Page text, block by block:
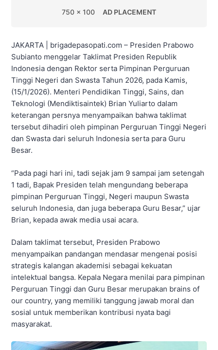
750 x 100 AD PLACEMENT
JAKARTA | brigadepasopati.com – Presiden Prabowo
Subianto menggelar Taklimat Presiden Republik
Indonesia dengan Rektor serta Pimpinan Perguruan
Tinggi Negeri dan Swasta Tahun 2026, pada Kamis,
(15/1/2026). Menteri Pendidikan Tinggi, Sains, dan
Teknologi (Mendiktisaintek) Brian Yuliarto dalam
keterangan persnya menyampaikan bahwa taklimat
tersebut dihadiri oleh pimpinan Perguruan Tinggi Negeri
dan Swasta dari seluruh Indonesia serta para Guru
Besar.
“Pada pagi hari ini, tadi sejak jam 9 sampai jam setengah
1 tadi, Bapak Presiden telah mengundang beberapa
pimpinan Perguruan Tinggi, Negeri maupun Swasta
seluruh Indonesia, dan juga beberapa Guru Besar,” ujar
Brian, kepada awak media usai acara.
Dalam taklimat tersebut, Presiden Prabowo
menyampaikan pandangan mendasar mengenai posisi
strategis kalangan akademisi sebagai kekuatan
intelektual bangsa. Kepala Negara menilai para pimpinan
Perguruan Tinggi dan Guru Besar merupakan brains of
our country, yang memiliki tanggung jawab moral dan
sosial untuk memberikan kontribusi nyata bagi
masyarakat.